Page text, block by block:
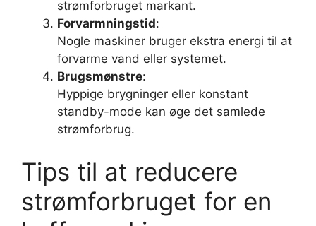
strømforbruget markant.
Forvarmningstid:
Nogle maskiner bruger ekstra energi til at
forvarme vand eller systemet.
Brugsmønstre:
Hyppige brygninger eller konstant
standby-mode kan øge det samlede
strømforbrug.
Tips til at reducere
strømforbruget for en